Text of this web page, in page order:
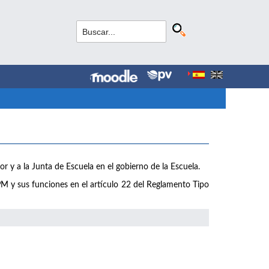
y a la Junta de Escuela en el gobierno de la Escuela.
y sus funciones en el artículo 22 del Reglamento Tipo